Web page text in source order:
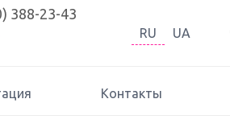
388-23-43
RU UA
Контакты